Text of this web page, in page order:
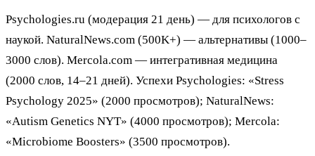
Psychologies.ru (модерация 21 день) — для психологов с
наукой. NaturalNews.com (500K+) — альтернативы (1000–
3000 слов). Mercola.com — интегративная медицина
(2000 слов, 14–21 дней). Успехи Psychologies: «Stress
Psychology 2025» (2000 просмотров); NaturalNews:
«Autism Genetics NYT» (4000 просмотров); Mercola:
«Microbiome Boosters» (3500 просмотров).